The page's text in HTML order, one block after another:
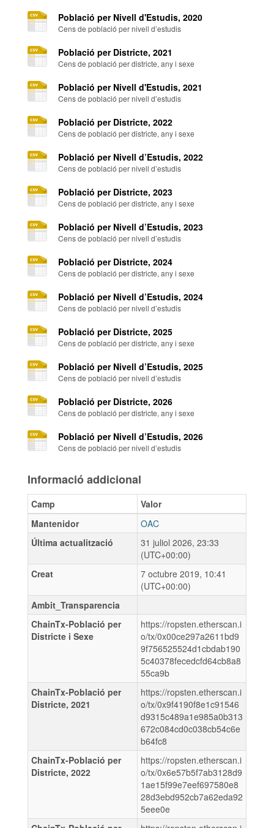
Població per Nivell d'Estudis, 2020
Cens de població per nivell d’estudis
Població per Districte, 2021
Cens de població per districte, any i sexe
Població per Nivell d'Estudis, 2021
Cens de població per nivell d’estudis
Població per Districte, 2022
Cens de població per districte, any i sexe
Població per Nivell d’Estudis, 2022
Cens de població per nivell d’estudis
Població per Districte, 2023
Cens de població per districte, any i sexe
Població per Nivell d’Estudis, 2023
Cens de població per nivell d’estudis
Població per Districte, 2024
Cens de població per districte, any i sexe
Població per Nivell d’Estudis, 2024
Cens de població per nivell d’estudis
Població per Districte, 2025
Cens de població per districte, any i sexe
Població per Nivell d’Estudis, 2025
Cens de població per nivell d’estudis
Població per Districte, 2026
Cens de població per districte, any i sexe
Població per Nivell d’Estudis, 2026
Cens de població per nivell d’estudis
Informació addicional
Camp
Valor
Mantenidor
OAC
Última actualització
31 juliol 2026, 23:33
(UTC+00:00)
Creat
7 octubre 2019, 10:41
(UTC+00:00)
Ambit_Transparencia
ChainTx-Població per
Districte i Sexe
https://ropsten.etherscan.i
o/tx/0x00ce297a2611bd9
9f756525524d1cbdab190
5c40378fecedcfd64cb8a8
55ca9b
ChainTx-Població per
Districte, 2021
https://ropsten.etherscan.i
o/tx/0x9f4190f8e1c91546
d9315c489a1e985a0b313
672c084cd0c038cb54c6e
b64fc8
ChainTx-Població per
Districte, 2022
https://ropsten.etherscan.i
o/tx/0x6e57b5f7ab3128d9
1ae15f99e7eef697580e8
28d3ebd952cb7a62eda92
5eee0e